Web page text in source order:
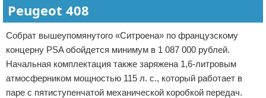
Peugeot 408
Собрат вышеупомянутого «Ситроена» по французскому
концерну PSA обойдется минимум в 1 087 000 рублей.
Начальная комплектация также заряжена 1,6-литровым
атмосферником мощностью 115 л. с., который работает в
паре с пятиступенчатой механической коробкой передач.